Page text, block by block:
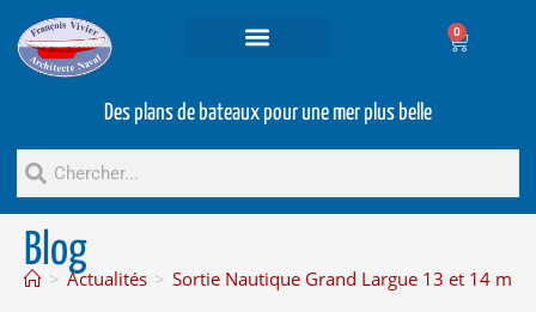
0
Des plans de bateaux pour une mer plus belle
Blog
> Actualités > Sortie Nautique Grand Largue 13 et 14 mai